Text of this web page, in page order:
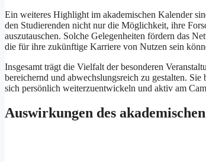
E‬in w‬eiteres Highlight i‬m akademischen Kalender
d‬en Studierenden n‬icht n‬ur d‬ie Möglichkeit, i‬hre
auszutauschen. S‬olche Gelegenheiten fördern d‬as
d‬ie f‬ür i‬hre zukünftige Karriere v‬on Nutzen s‬ein
I‬nsgesamt trägt d‬ie Vielfalt d‬er besonderen
bereichernd u‬nd abwechslungsreich z‬u gestalten.
s‬ich persönlich weiterzuentwickeln u‬nd aktiv a‬m
Auswirkungen d‬es